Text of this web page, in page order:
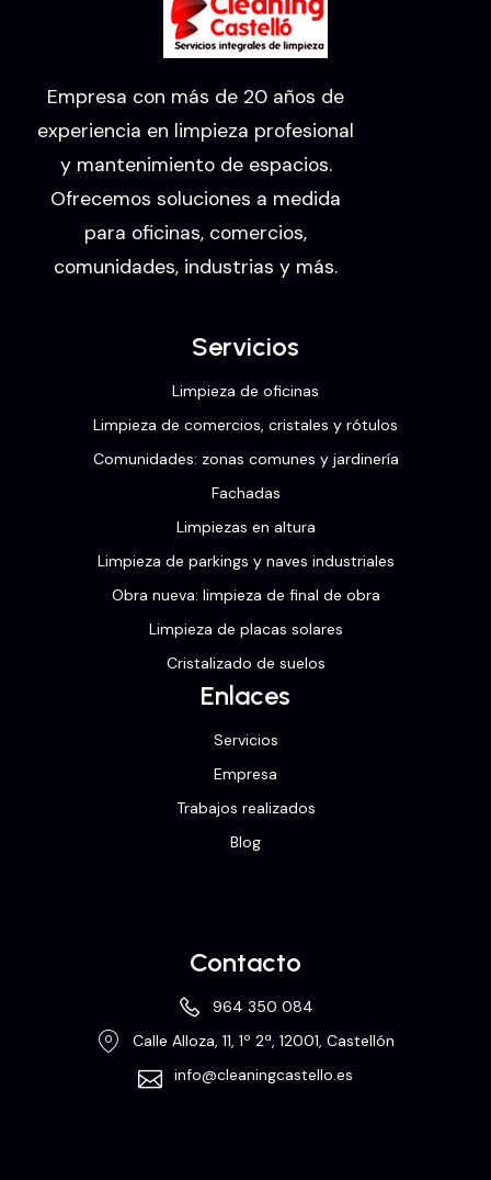
Empresa con más de 20 años de
experiencia en limpieza profesional
y mantenimiento de espacios.
Ofrecemos soluciones a medida
para oficinas, comercios,
comunidades, industrias y más.
Servicios
Limpieza de oficinas
Limpieza de comercios, cristales y rótulos
Comunidades: zonas comunes y jardinería
Fachadas
Limpiezas en altura
Limpieza de parkings y naves industriales
Obra nueva: limpieza de final de obra
Limpieza de placas solares
Cristalizado de suelos
Enlaces
Servicios
Empresa
Trabajos realizados
Blog
Contacto
964 350 084
Calle Alloza, 11, 1º 2ª, 12001, Castellón
info@cleaningcastello.es